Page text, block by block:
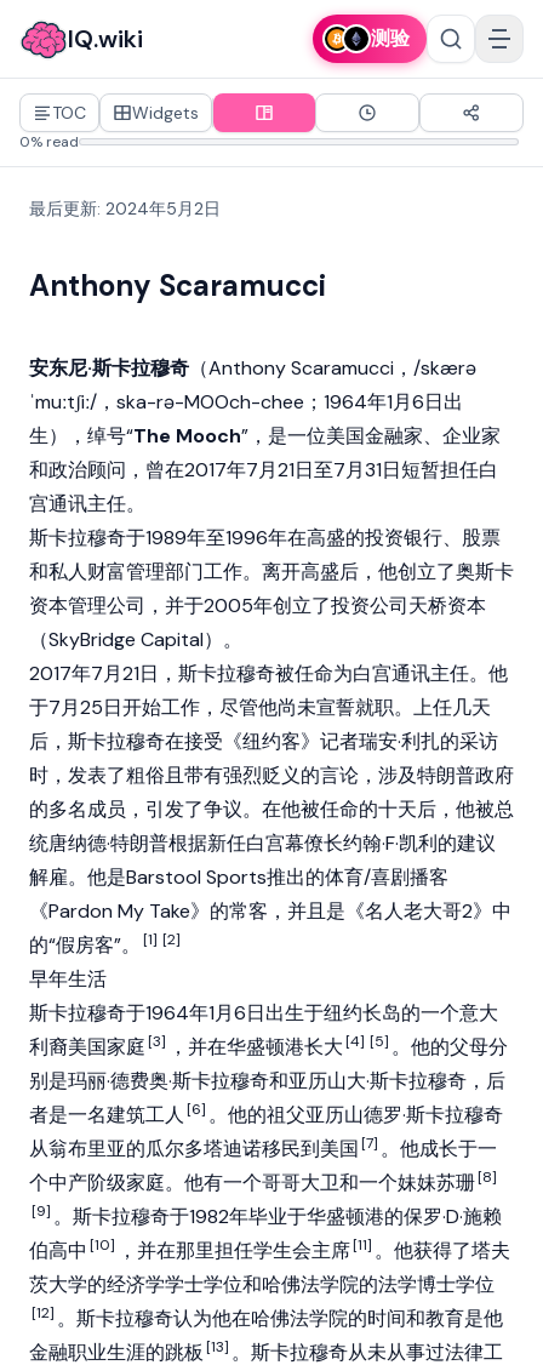
IQ.wiki 测验
TOC Widgets
0% read
最后更新: 2024年5月2日
Anthony Scaramucci
安东尼·斯卡拉穆奇 （Anthony Scaramucci，/skærə
ˈmuːtʃiː/，ska-rə-MOOch-chee；1964年1月6日出
生），绰号“The Mooch”，是一位美国金融家、企业家
和政治顾问，曾在2017年7月21日至7月31日短暂担任白
宫通讯主任。
斯卡拉穆奇于1989年至1996年在高盛的投资银行、股票
和私人财富管理部门工作。离开高盛后，他创立了奥斯卡
资本管理公司，并于2005年创立了投资公司天桥资本
（SkyBridge Capital）。
2017年7月21日，斯卡拉穆奇被任命为白宫通讯主任。他
于7月25日开始工作，尽管他尚未宣誓就职。上任几天
后，斯卡拉穆奇在接受《纽约客》记者瑞安·利扎的采访
时，发表了粗俗且带有强烈贬义的言论，涉及特朗普政府
的多名成员，引发了争议。在他被任命的十天后，他被总
统唐纳德·特朗普根据新任白宫幕僚长约翰·F·凯利的建议
解雇。他是Barstool Sports推出的体育/喜剧播客
《Pardon My Take》的常客，并且是《名人老大哥2》中
的“假房客”。
[1] [2]
早年生活
斯卡拉穆奇于1964年1月6日出生于纽约长岛的一个意大
利裔美国家庭[3] ，并在华盛顿港长大[4] [5] 。他的父母分
别是玛丽·德费奥·斯卡拉穆奇和亚历山大·斯卡拉穆奇，后
者是一名建筑工人 [6] 。他的祖父亚历山德罗·斯卡拉穆奇
从翁布里亚的瓜尔多塔迪诺移民到美国[7] 。他成长于一
个中产阶级家庭。他有一个哥哥大卫和一个妹妹苏珊[8]
[9] 。斯卡拉穆奇于1982年毕业于华盛顿港的保罗·D·施赖
伯高中 [10] ，并在那里担任学生会主席[11] 。他获得了塔夫
茨大学的经济学学士学位和哈佛法学院的法学博士学位
[12] 。斯卡拉穆奇认为他在哈佛法学院的时间和教育是他
金融职业生涯的跳板 [13] 。斯卡拉穆奇从未从事过法律工